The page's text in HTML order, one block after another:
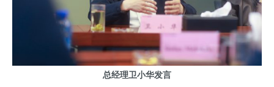
总经理卫小华发言